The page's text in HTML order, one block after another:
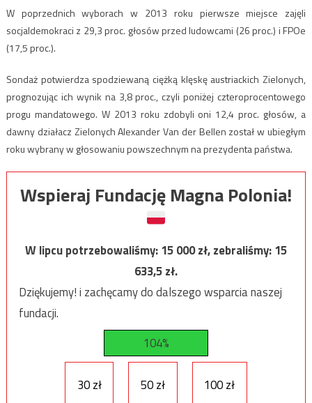
W poprzednich wyborach w 2013 roku pierwsze miejsce zajęli
socjaldemokraci z 29,3 proc. głosów przed ludowcami (26 proc.) i FPOe
(17,5 proc.).
Sondaż potwierdza spodziewaną ciężką klęskę austriackich Zielonych,
prognozując ich wynik na 3,8 proc., czyli poniżej czteroprocentowego
progu mandatowego. W 2013 roku zdobyli oni 12,4 proc. głosów, a
dawny działacz Zielonych Alexander Van der Bellen został w ubiegłym
roku wybrany w głosowaniu powszechnym na prezydenta państwa.
Wspieraj Fundację Magna Polonia!
W lipcu potrzebowaliśmy:15 000zł, zebraliśmy:15
633,5zł.
Dziękujemy! i zachęcamy do dalszego wsparcia naszej
fundacji.
104%
30 zł 50 zł 100 zł